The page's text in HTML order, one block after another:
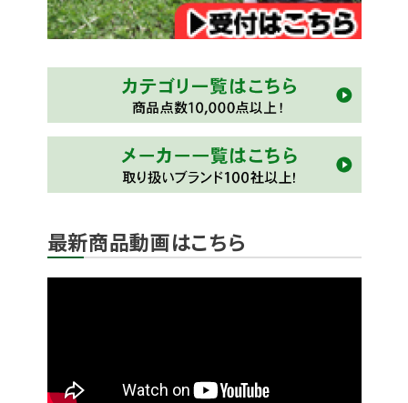
最新商品動画はこちら